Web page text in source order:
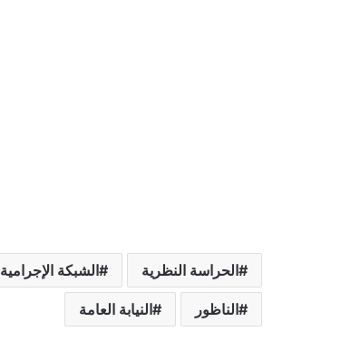
الحراسة النظرية الشبكة الإجرامية
الناظور النيابة العامة